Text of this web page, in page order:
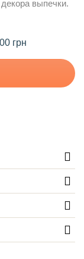
выпечки.
грн